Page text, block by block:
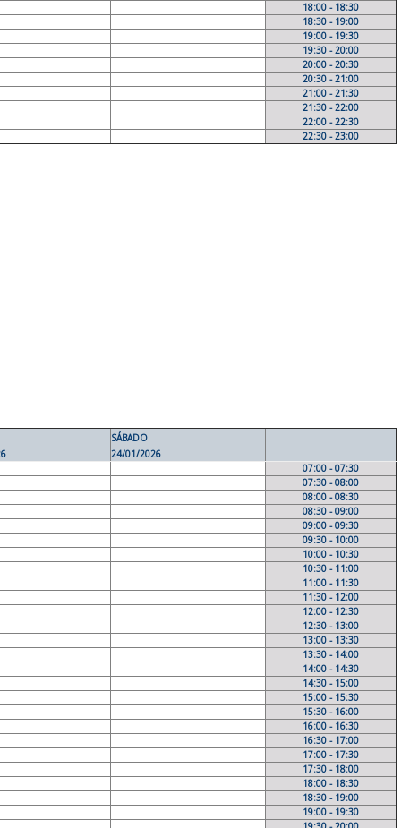
18:00 - 18:30
18:30 - 19:00
19:00 - 19:30
19:30 - 20:00
20:00 - 20:30
20:30 - 21:00
21:00 - 21:30
21:30 - 22:00
22:00 - 22:30
22:30 - 23:00
SÁBADO
24/01/2026
07:00 - 07:30
07:30 - 08:00
08:00 - 08:30
08:30 - 09:00
09:00 - 09:30
09:30 - 10:00
10:00 - 10:30
10:30 - 11:00
11:00 - 11:30
11:30 - 12:00
12:00 - 12:30
12:30 - 13:00
13:00 - 13:30
13:30 - 14:00
14:00 - 14:30
14:30 - 15:00
15:00 - 15:30
15:30 - 16:00
16:00 - 16:30
16:30 - 17:00
17:00 - 17:30
17:30 - 18:00
18:00 - 18:30
18:30 - 19:00
19:00 - 19:30